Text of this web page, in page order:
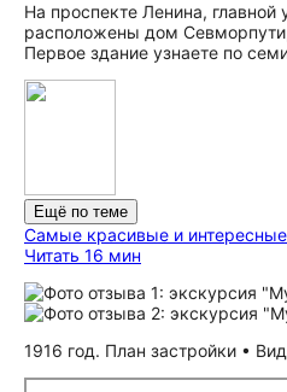
На проспекте Ленина,
расположены дом
Первое здание узнаете по
Ещё по теме
Самые красивые и
Читать 16 мин
1916 год. План застройки •